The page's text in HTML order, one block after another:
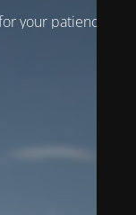
your patience!